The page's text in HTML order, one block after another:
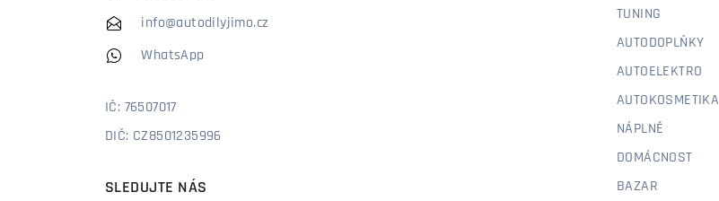
info@autodilyjimo.cz
WhatsApp
IČ: 76507017
DIČ: CZ8501235996
SLEDUJTE NÁS
TUNING
AUTODOPLŇKY
AUTOELEKTRO
AUTOKOSMETIKA
NÁPLNĚ
DOMÁCNOST
BAZAR